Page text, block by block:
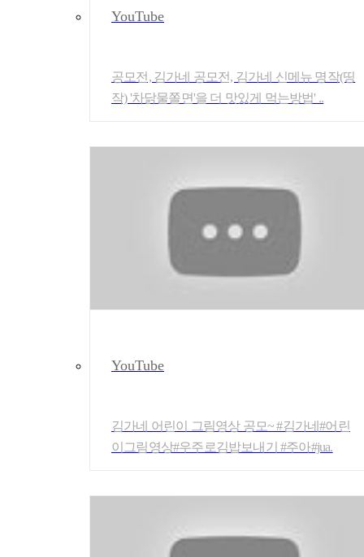
YouTube
공모전, 김가네 공모전, 김가네 신메뉴 명작(띵
작) '차닭물쫄면'을 더 맛있게 먹는방법' ..
YouTube
김가네 어린이 그림영상 공모~ #김가네#어린
이그림영상#우주로김밥보내기 #주아#jua.